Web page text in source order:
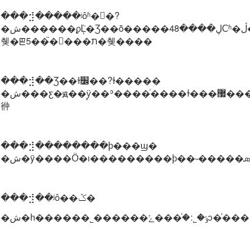
���⣺�����ʲôʱ�򷢻�?
�ش������ϼܵĻ�Ʒ��ȫ�����ڸ����48Сʱ�ڷ��������Ǿ�������������5��֮ǰ�Ķ��������
췢�ꡣ5��֮�󶩵���ת�췢����
���⣺��Ʒ��ɫ׼��?ɫ�����
�ش���ƹ�ԭ��ÿ̨��ʾ����ͬ����ɫ���޷����⣬�����Ѿ����������ʵ����ӽ������½⣬����ͼƬ����Ϊ100%ʵ�����
㣡
���⣺��������ϸ���ϣ�
���⣺��ʲô��ݣ�
�ش�һ������˾������ݹ�˾:��ͨ��ݺͻ�ͨ���